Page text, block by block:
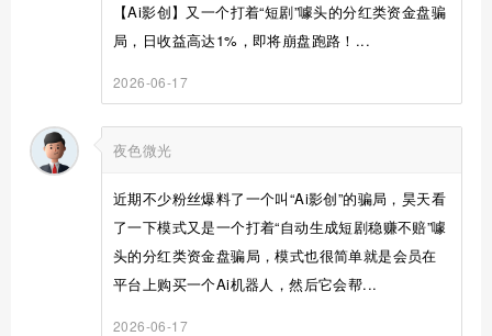
【Ai影创】又一个打着“短剧”噱头的分红类资金盘骗
局，日收益高达1%，即将崩盘跑路！...
2026-06-17
夜色微光
近期不少粉丝爆料了一个叫“Ai影创”的骗局，昊天看
了一下模式又是一个打着“自动生成短剧稳赚不赔”噱
头的分红类资金盘骗局，模式也很简单就是会员在
平台上购买一个Ai机器人，然后它会帮...
2026-06-17